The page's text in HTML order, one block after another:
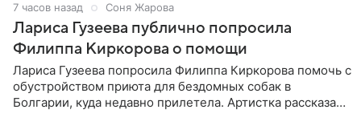
7 часов назад Соня Жарова
Лариса Гузеева публично попросила
Филиппа Киркорова о помощи
Лариса Гузеева попросила Филиппа Киркорова помочь с
обустройством приюта для бездомных собак в
Болгарии, куда недавно прилетела. Артистка рассказала